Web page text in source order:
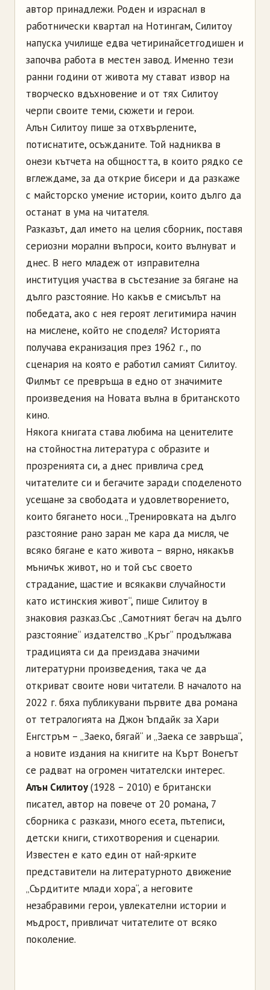
автор принадлежи. Роден и израснал в
работнически квартал на Нотингам, Силитоу
напуска училище едва четиринайсетгодишен и
започва работа в местен завод. Именно тези
ранни години от живота му стават извор на
творческо вдъхновение и от тях Силитоу
черпи своите теми, сюжети и герои.
Алън Силитоу пише за отхвърлените,
потиснатите, осъжданите. Той надниква в
онези кътчета на общността, в които рядко се
вглеждаме, за да открие бисери и да разкаже
с майсторско умение истории, които дълго да
останат в ума на читателя.
Разказът, дал името на целия сборник, поставя
сериозни морални въпроси, които вълнуват и
днес. В него младеж от изправителна
институция участва в състезание за бягане на
дълго разстояние. Но какъв е смисълът на
победата, ако с нея героят легитимира начин
на мислене, който не споделя? Историята
получава екранизация през 1962 г., по
сценария на която е работил самият Силитоу.
Филмът се превръща в едно от значимите
произведения на Новата вълна в британското
кино.
Някога книгата става любима на ценителите
на стойностна литература с образите и
прозренията си, а днес привлича сред
читателите си и бегачите заради споделеното
усещане за свободата и удовлетворението,
които бягането носи. „Тренировката на дълго
разстояние рано заран ме кара да мисля, че
всяко бягане е като живота – вярно, някакъв
мъничък живот, но и той със своето
страдание, щастие и всякакви случайности
като истинския живот“, пише Силитоу в
знаковия разказ.Със „Самотният бегач на дълго
разстояние“ издателство „Кръг“ продължава
традицията си да преиздава значими
литературни произведения, така че да
откриват своите нови читатели. В началото на
2022 г. бяха публикувани първите два романа
от тетралогията на Джон Ъпдайк за Хари
Енгстръм – „Заеко, бягай“ и „Заека се завръща“,
а новите издания на книгите на Кърт Вонегът
се радват на огромен читателски интерес.
Алън Силитоу(1928 – 2010) е британски
писател, автор на повече от 20 романа, 7
сборника с разкази, много есета, пътеписи,
детски книги, стихотворения и сценарии.
Известен е като един от най-ярките
представители на литературното движение
„Сърдитите млади хора“, а неговите
незабравими герои, увлекателни истории и
мъдрост, привличат читателите от всяко
поколение.